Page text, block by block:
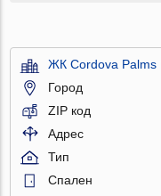
ЖК Cordova
Город
ZIP код
Адрес
Тип
Спален